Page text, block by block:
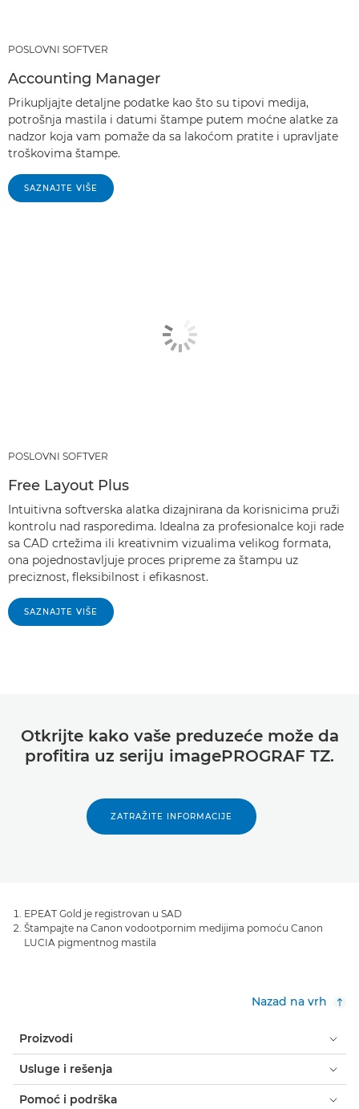
POSLOVNI SOFTVER
Accounting Manager
Prikupljajte detaljne podatke kao što su tipovi medija,
potrošnja mastila i datumi štampe putem moćne alatke za
nadzor koja vam pomaže da sa lakoćom pratite i upravljate
troškovima štampe.
SAZNAJTE VIŠE
POSLOVNI SOFTVER
Free Layout Plus
Intuitivna softverska alatka dizajnirana da korisnicima pruži
kontrolu nad rasporedima. Idealna za profesionalce koji rade
sa CAD crtežima ili kreativnim vizualima velikog formata,
ona pojednostavljuje proces pripreme za štampu uz
preciznost, fleksibilnost i efikasnost.
SAZNAJTE VIŠE
Otkrijte kako vaše preduzeće može da
profitira uz seriju imagePROGRAF TZ.
ZATRAŽITE INFORMACIJE
EPEAT Gold je registrovan u SAD
Štampajte na Canon vodootpornim medijima pomoću Canon
LUCIA pigmentnog mastila
Nazad na vrh
Proizvodi
Usluge i rešenja
Pomoć i podrška